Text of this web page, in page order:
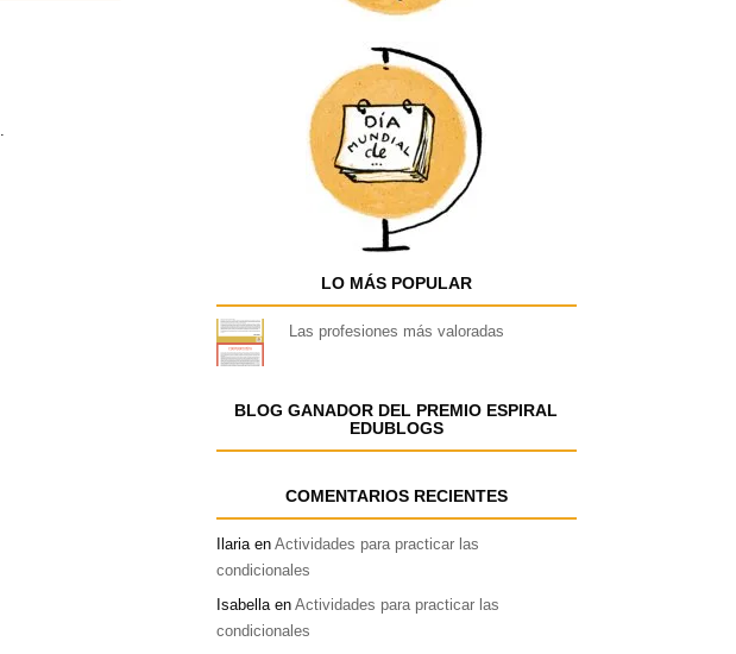
.
LO MÁS POPULAR
Las profesiones más valoradas
BLOG GANADOR DEL PREMIO ESPIRAL
EDUBLOGS
COMENTARIOS RECIENTES
IlariaenActividades para practicar las
condicionales
Isabella enActividades para practicar las
condicionales